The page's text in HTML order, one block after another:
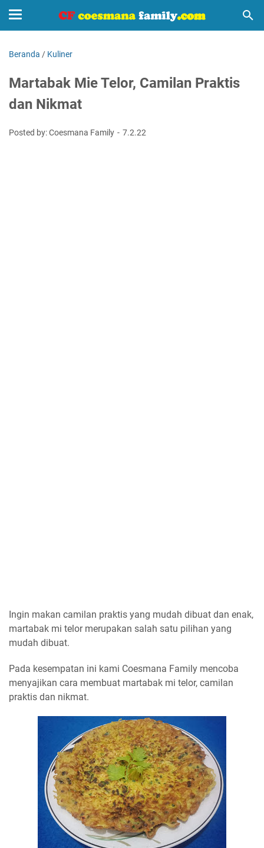
Beranda / Kuliner
Martabak Mie Telor, Camilan Praktis
dan Nikmat
Posted by: Coesmana Family 7.2.22
Ingin makan camilan praktis yang mudah dibuat dan enak,
martabak mi telor merupakan salah satu pilihan yang
mudah dibuat.
Pada kesempatan ini kami Coesmana Family mencoba
menyajikan cara membuat martabak mi telor, camilan
praktis dan nikmat.